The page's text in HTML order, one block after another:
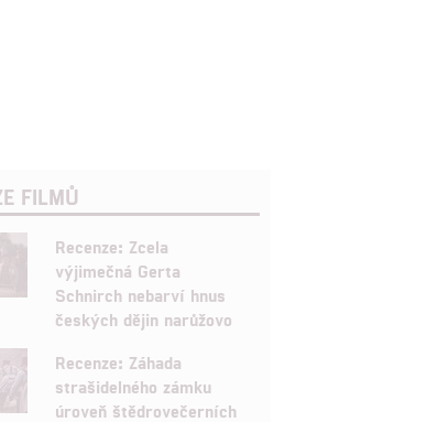
FILMŮ
Recenze: Zcela
výjimečná Gerta
Schnirch nebarví hnus
českých dějin narůžovo
Recenze: Záhada
strašidelného zámku
úroveň štědrovečerních